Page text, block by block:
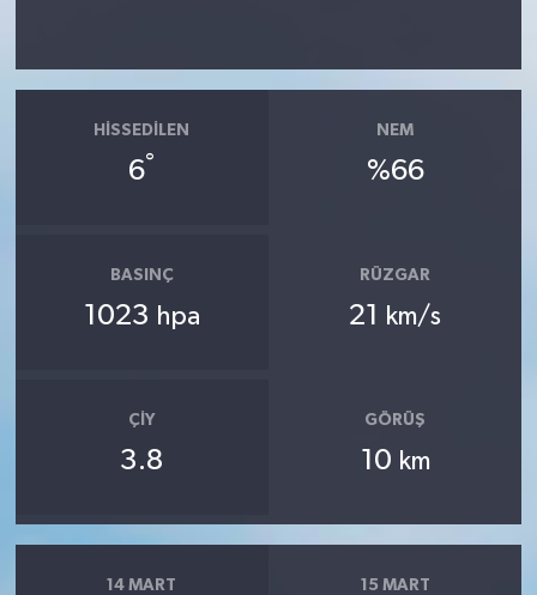
HISSEDILEN
6°
NEM
%66
BASINÇ
1023 hpa
RÜZGAR
21 km/s
ÇIY
3.8
GÖRÜŞ
10 km
14 MART 15 MART